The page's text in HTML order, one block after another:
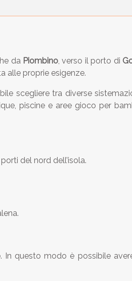
da Piombino, verso il porto di
alle proprie esigenze.
scegliere tra diverse
piscine e aree gioco per
del nord dell’isola.
. In questo modo è possibile